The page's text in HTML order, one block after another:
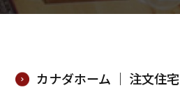
カナダホーム ｜ 注文住宅